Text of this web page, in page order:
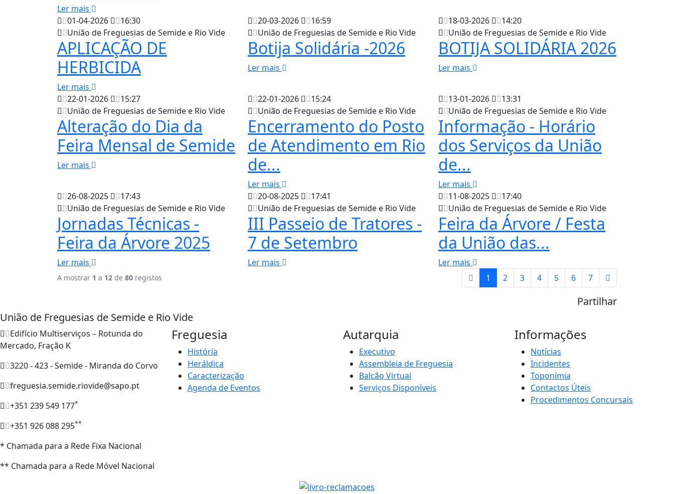
Ler mais
01-04-2026
16:30
União de Freguesias de Semide e Rio Vide
APLICAÇÃO DE
HERBICIDA
Ler mais
20-03-2026
16:59
União de Freguesias de Semide e Rio Vide
Botija Solidária -2026
Ler mais
18-03-2026
14:20
União de Freguesias de Semide e Rio Vide
BOTIJA SOLIDÁRIA 2026
Ler mais
22-01-2026
15:27
União de Freguesias de Semide e Rio Vide
Alteração do Dia da
Feira Mensal de Semide
Ler mais
22-01-2026
15:24
União de Freguesias de Semide e Rio Vide
Encerramento do Posto
de Atendimento em Rio
de...
Ler mais
13-01-2026
13:31
União de Freguesias de Semide e Rio Vide
Informação - Horário
dos Serviços da União
de...
Ler mais
26-08-2025
17:43
União de Freguesias de Semide e Rio Vide
Jornadas Técnicas -
Feira da Árvore 2025
Ler mais
20-08-2025
17:41
União de Freguesias de Semide e Rio Vide
III Passeio de Tratores -
7 de Setembro
Ler mais
11-08-2025
17:40
União de Freguesias de Semide e Rio Vide
Feira da Árvore / Festa
da União das...
Ler mais
A mostrar 1 a 12 de 80 registos 1 2 3 4 5 6 7
Partilhar
União de Freguesias de Semide e Rio Vide
Edifício Multiserviços – Rotunda do
Mercado, Fração K
3220 - 423 - Semide - Miranda do Corvo
freguesia.semide.riovide@sapo.pt
+351 239 549 177*
+351 926 088 295**
* Chamada para a Rede Fixa Nacional
** Chamada para a Rede Móvel Nacional
Freguesia
História
Heráldica
Caracterização
Agenda de Eventos
Autarquia
Executivo
Assembleia de Freguesia
Balcão Virtual
Serviços Disponíveis
Informações
Notícias
Incidentes
Toponímia
Contactos Úteis
Procedimentos Concursais